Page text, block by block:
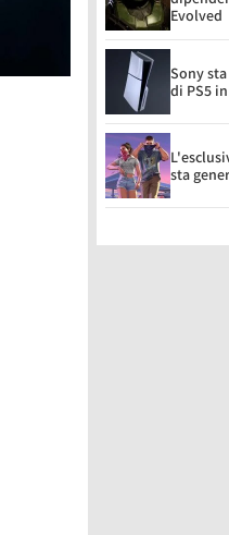
Evolved
Sony
di PS5
sta